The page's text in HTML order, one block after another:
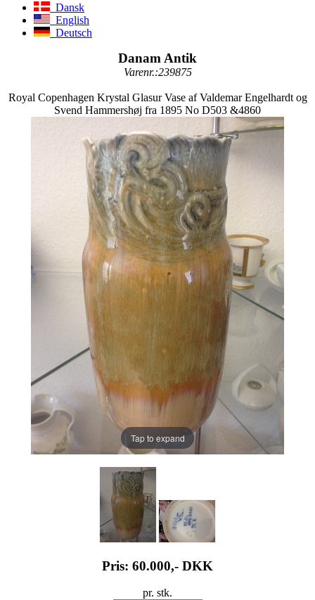
Dansk
English
Deutsch
Danam Antik
Varenr.:239875
Royal Copenhagen Krystal Glasur Vase af Valdemar Engelhardt og
Svend Hammershøj fra 1895 No D503 &4860
Tap to expand
Pris: 60.000,- DKK
pr. stk.